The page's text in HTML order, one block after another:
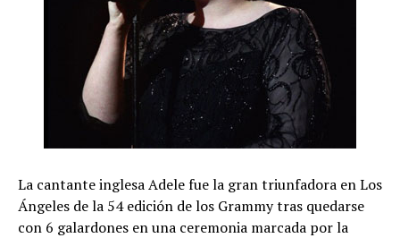
La cantante inglesa Adele fue la gran triunfadora en Los
Ángeles de la 54 edición de los Grammy tras quedarse
con 6 galardones en una ceremonia marcada por la